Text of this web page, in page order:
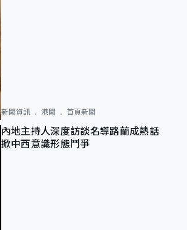
新聞資訊 港聞 首頁新聞
內地主持人深度訪談名導路蘭成熱話
掀中西意識形態鬥爭